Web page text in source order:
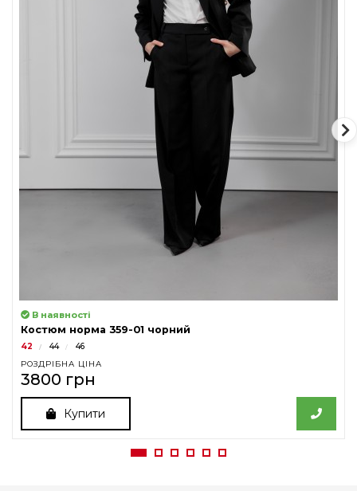
В наявності
Костюм норма 359-01 чорний
42 44 46
РОЗДРІБНА ЦІНА
3800 грн
Купити